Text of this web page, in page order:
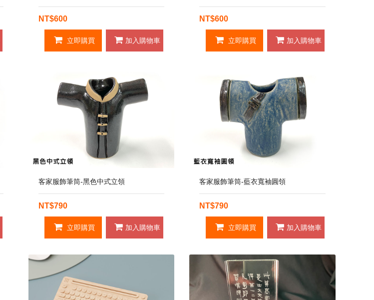
NT$600
立即購買 加入購物車
NT$600
立即購買 加入購物車
客家服飾筆筒-黑色中式立領
NT$790
立即購買 加入購物車
客家服飾筆筒-藍衣寬袖圓領
NT$790
立即購買 加入購物車